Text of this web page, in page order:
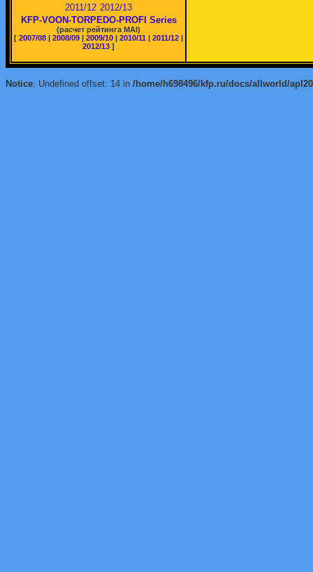
2011/12 2012/13
KFP-VOON-TORPEDO-PROFI Series
(расчет рейтинга MAI)
[ 2007/08 | 2008/09 | 2009/10 | 2010/11 | 2011/12 |
2012/13 ]
Notice: Undefined offset: 14 in /home/h698496/kfp.ru/docs/allworld/